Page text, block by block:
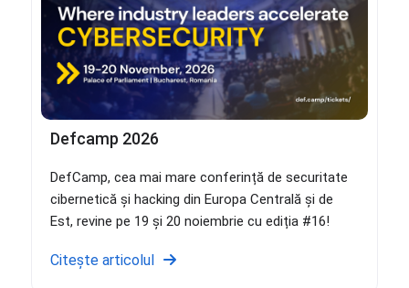
Defcamp 2026
DefCamp, cea mai mare conferință de securitate
cibernetică și hacking din Europa Centrală și de
Est, revine pe 19 și 20 noiembrie cu ediția #16!
Citește articolul